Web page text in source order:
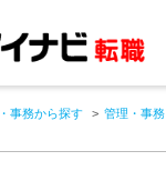
事務から探す 管理・事務